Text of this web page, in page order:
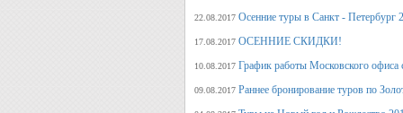
22.08.2017 Осенние туры в Санкт - Петербург
17.08.2017 ОСЕННИЕ СКИДКИ!
10.08.2017 График работы Московского офиса
09.08.2017 Раннее бронирование туров по